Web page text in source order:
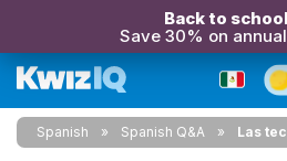
Back to
Save 30% on
Spanish Spanish Q&A Las